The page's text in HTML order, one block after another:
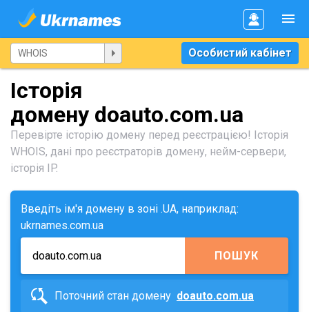
Особистий кабінет
Історія
домену doauto.com.ua
Перевірте історію домену перед реєстрацією! Історія
WHOIS, дані про реєстраторів домену, нейм-сервери,
історія IP.
Введіть ім'я домену в зоні .UA, наприклад:
ukrnames.com.ua
ПОШУК
Поточний стан домену doauto.com.ua